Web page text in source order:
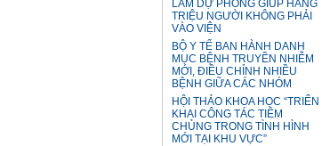
LÀM DỰ PHÒNG GIÚP HÀNG
TRIỆU NGƯỜI KHÔNG PHẢI
VÀO VIỆN
BỘ Y TẾ BAN HÀNH DANH
MỤC BỆNH TRUYỀN NHIỄM
MỚI, ĐIỀU CHỈNH NHIỀU
BỆNH GIỮA CÁC NHÓM
HỘI THẢO KHOA HỌC “TRIỂN
KHAI CÔNG TÁC TIÊM
CHỦNG TRONG TÌNH HÌNH
MỚI TẠI KHU VỰC”